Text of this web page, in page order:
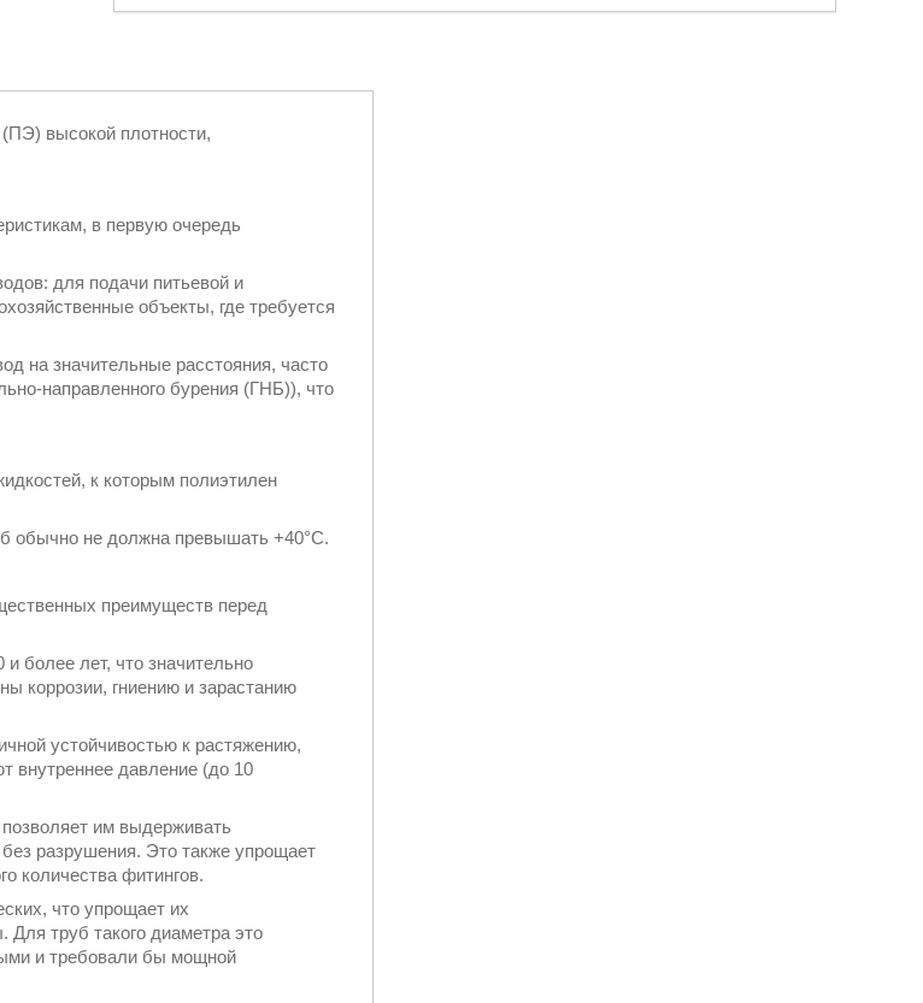
высокой плотности,
в первую очередь
для подачи питьевой и
объекты, где требуется
на значительные расстояния, часто
направленного бурения (ГНБ)), что
к которым полиэтилен
обычно не должна превышать +40°C.
преимуществ перед
более лет, что значительно
коррозии, гниению и зарастанию
устойчивостью к растяжению,
внутреннее давление (до 10
им выдерживать
разрушения. Это также упрощает
количества фитингов.
что упрощает их
Для труб такого диаметра это
и требовали бы мощной